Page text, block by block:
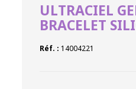
ULTRACIEL
BRACELET
Réf. : 14004221